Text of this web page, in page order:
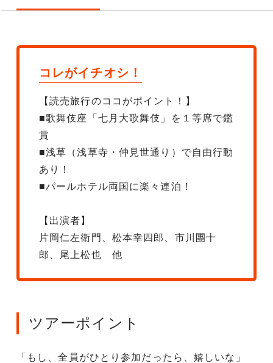
コレがイチオシ！
【読売旅行のココがポイント！】
■歌舞伎座「七月大歌舞伎」を１等席で鑑
賞
■浅草（浅草寺・仲見世通り）で自由行動
あり！
■パールホテル両国に楽々連泊！
【出演者】
片岡仁左衛門、松本幸四郎、市川團十
郎、尾上松也 他
ツアーポイント
「もし、全員がひとり参加だったら、嬉しいな」